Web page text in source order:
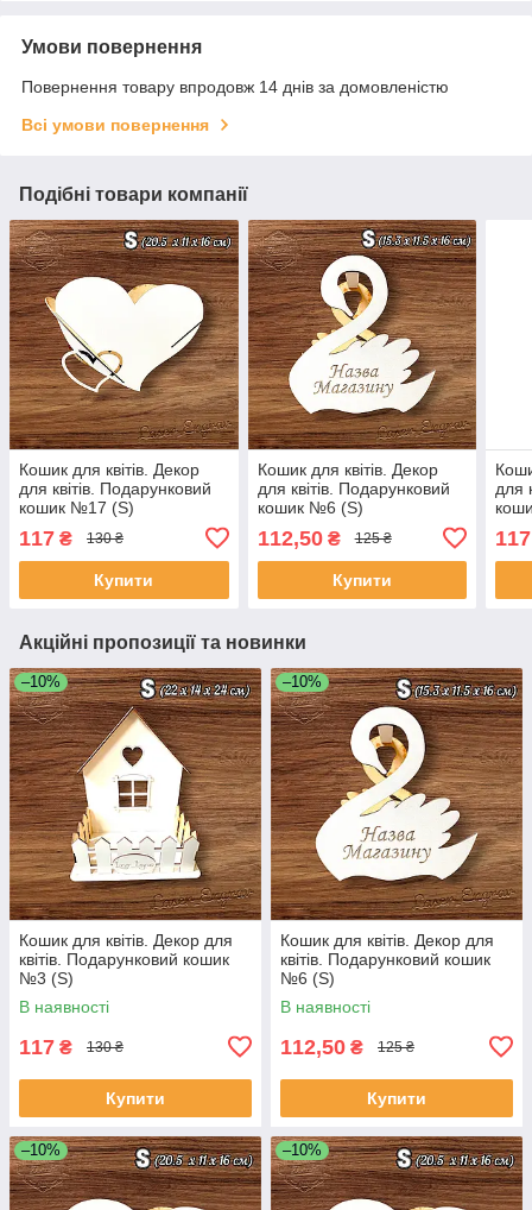
Умови повернення
Повернення товару впродовж 14 днів за домовленістю
Всі умови повернення
Подібні товари компанії
Кошик для квітів. Декор
для квітів. Подарунковий
кошик №17 (S)
117 ₴ 130 ₴
Купити
Кошик для квітів. Декор
для квітів. Подарунковий
кошик №6 (S)
112,50₴ 125 ₴
Купити
для
117
Акційні пропозиції та новинки
–10%
Кошик для квітів. Декор для
квітів. Подарунковий кошик
№3 (S)
В наявності
117 ₴ 130 ₴
Купити
–10%
Кошик для квітів. Декор для
квітів. Подарунковий кошик
№6 (S)
В наявності
112,50 ₴ 125 ₴
Купити
–10% –10%